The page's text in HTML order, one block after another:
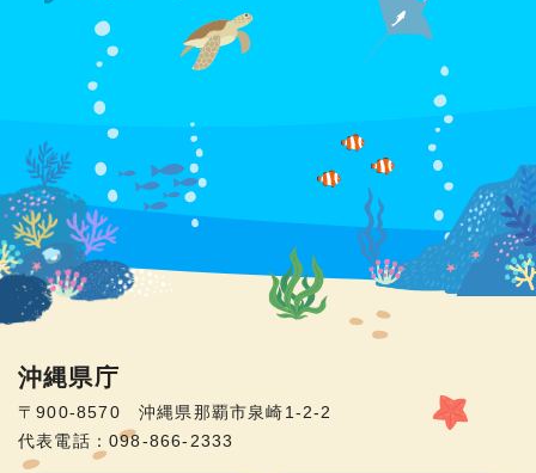
沖縄県庁
〒900-8570 沖縄県那覇市泉崎1-2-2
代表電話：098-866-2333